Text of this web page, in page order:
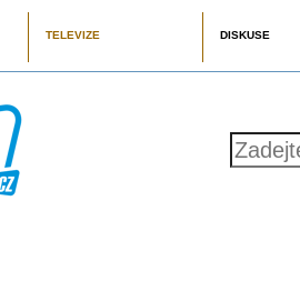
TELEVIZE DISKUSE